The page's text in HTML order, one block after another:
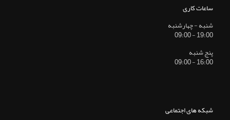
ساعات کاری
شنبه - چهارشنبه
19:00 - 09:00
پنج شنبه
16:00 - 09:00
شبکه های اجتماعی